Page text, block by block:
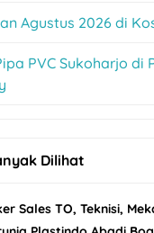
Agustus 2026 di
PVC Sukoharjo di
Dilihat
Sales TO, Teknisi,